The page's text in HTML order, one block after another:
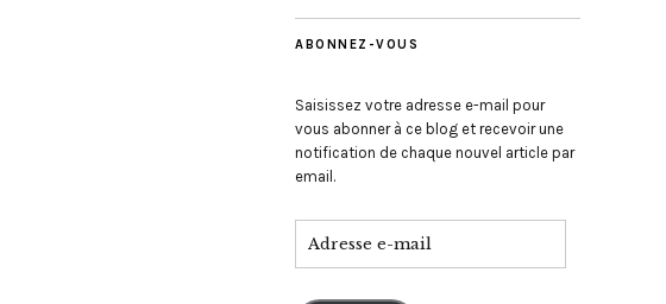
ABONNEZ-VOUS
Saisissez votre adresse e-mail pour
vous abonner à ce blog et recevoir une
notification de chaque nouvel article par
email.